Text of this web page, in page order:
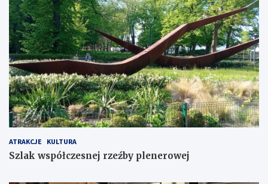
ATRAKCJE KULTURA
Szlak współczesnej rzeźby plenerowej